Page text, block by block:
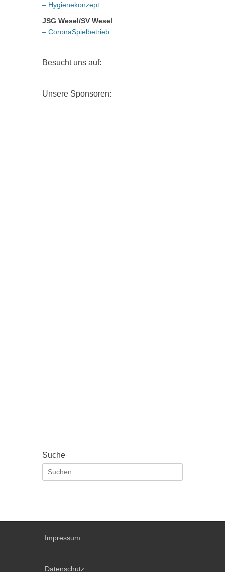
– Hygienekonzept
JSG Wesel/SV Wesel
– CoronaSpielbetrieb
Besucht uns auf:
Unsere Sponsoren:
Suche
Suchen
nach:
Impressum
Datenschutz